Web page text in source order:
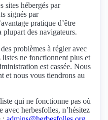
sites hébergés par
signés par
pratique d’être
plupart des navigateurs.
problèmes à régler avec
ne fonctionnent plus et
est cassée. Nous
et nous vous tiendrons au
qui ne fonctionne pas où
avec herbesfolles, n’hésitez